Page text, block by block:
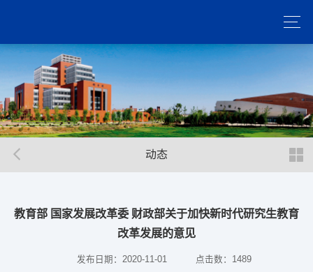
动态
教育部 国家发展改革委 财政部关于加快新时代研究生教育
改革发展的意见
发布日期：2020-11-01 点击数： 1489